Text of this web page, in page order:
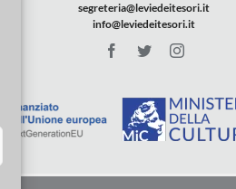
segreteria@leviedeitesori.it
info@leviedeitesori.it